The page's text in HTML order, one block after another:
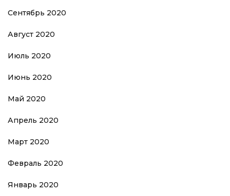
Сентябрь 2020
Август 2020
Июль 2020
Июнь 2020
Май 2020
Апрель 2020
Март 2020
Февраль 2020
Январь 2020